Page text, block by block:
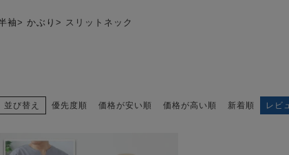
袖 かぶり スリットネック
並び替え 優先度順 価格が安い順 価格が高い順 新着順 レビ